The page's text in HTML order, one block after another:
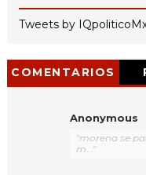
Tweets by
COMENTARIOS
Anonymous
"morena se
m..."